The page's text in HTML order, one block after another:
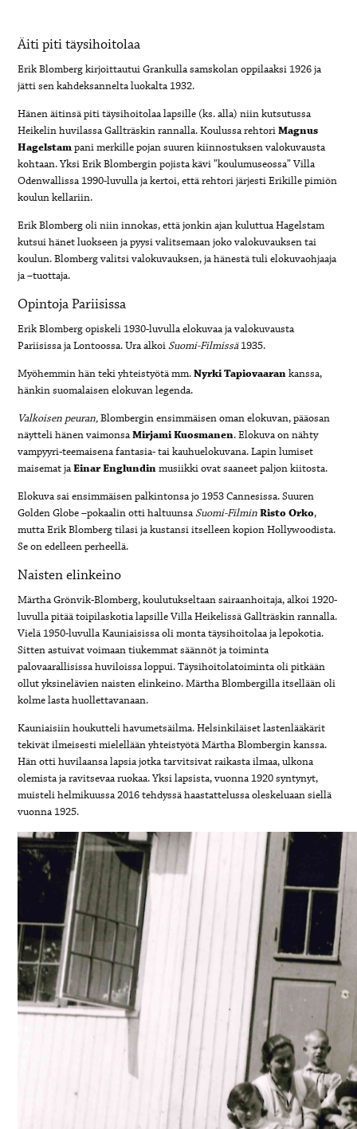
Äiti piti täysihoitolaa
Erik Blomberg kirjoittautui Grankulla samskolan oppilaaksi 1926 ja
jätti sen kahdeksannelta luokalta 1932.
Hänen äitinsä piti täysihoitolaa lapsille (ks. alla) niin kutsutussa
Heikelin huvilassa Gallträskin rannalla. Koulussa rehtoriMagnus
Hagelstampani merkille pojan suuren kiinnostuksen valokuvausta
kohtaan. Yksi Erik Blombergin pojista kävi ”koulumuseossa” Villa
Odenwallissa 1990-luvulla ja kertoi, että rehtori järjesti Erikille pimiön
koulun kellariin.
Erik Blomberg oli niin innokas, että jonkin ajan kuluttua Hagelstam
kutsui hänet luokseen ja pyysi valitsemaan joko valokuvauksen tai
koulun. Blomberg valitsi valokuvauksen, ja hänestä tuli elokuvaohjaaja
ja –tuottaja.
Opintoja Pariisissa
Erik Blomberg opiskeli 1930-luvulla elokuvaa ja valokuvausta
Pariisissa ja Lontoossa. Ura alkoiSuomi-Filmissä1935.
Myöhemmin hän teki yhteistyötä mm.Nyrki Tapiovaarankanssa,
hänkin suomalaisen elokuvan legenda.
Valkoisen peuran,Blombergin ensimmäisen oman elokuvan, pääosan
näytteli hänen vaimonsaMirjami Kuosmanen. Elokuva on nähty
vampyyri-teemaisena fantasia- tai kauhuelokuvana. Lapin lumiset
maisemat jaEinar Englundinmusiikki ovat saaneet paljon kiitosta.
Elokuva sai ensimmäisen palkintonsa jo 1953 Cannesissa. Suuren
Golden Globe –pokaalin otti haltuunsaSuomi-FilminRisto Orko,
mutta Erik Blomberg tilasi ja kustansi itselleen kopion Hollywoodista.
Se on edelleen perheellä.
Naisten elinkeino
Märtha Grönvik-Blomberg, koulutukseltaan sairaanhoitaja, alkoi 1920-
luvulla pitää toipilaskotia lapsille Villa Heikelissä Gallträskin rannalla.
Vielä 1950-luvulla Kauniaisissa oli monta täysihoitolaa ja lepokotia.
Sitten astuivat voimaan tiukemmat säännöt ja toiminta
palovaarallisissa huviloissa loppui. Täysihoitolatoiminta oli pitkään
ollut yksinelävien naisten elinkeino. Märtha Blombergilla itsellään oli
kolme lasta huollettavanaan.
Kauniaisiin houkutteli havumetsäilma. Helsinkiläiset lastenlääkärit
tekivät ilmeisesti mielellään yhteistyötä Märtha Blombergin kanssa.
Hän otti huvilaansa lapsia jotka tarvitsivat raikasta ilmaa, ulkona
olemista ja ravitsevaa ruokaa. Yksi lapsista, vuonna 1920 syntynyt,
muisteli helmikuussa 2016 tehdyssä haastattelussa oleskeluaan siellä
vuonna 1925.